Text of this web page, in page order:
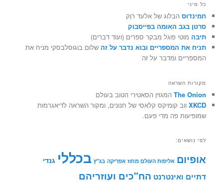
כל מיני
חמינדוס הבלוג של אלעד רוֶק
סרטן בגב האומה בפייסבוק
תיבה מוטי פוגל מבקר ספרים (ועוד דברים)
תניח את המספריים ובוא נדבר על זה שלום בוגוסלבסקי מניח את
המספריים ומדבר על זה
מקורות השראה
The Onion המגזין הסאטירי הטוב בעולם
XKCD ווב קומיקס קלאסי של חנונים, ומקור השראה לדיאגרמות
שמופיעות פה מדי פעם.
לפי נושאים:
אופיום אליפות העולם מחוז אפריקה בג"ץ בכללי גנדי
דתיים ואינטרנט הח"כים ועוזריהם